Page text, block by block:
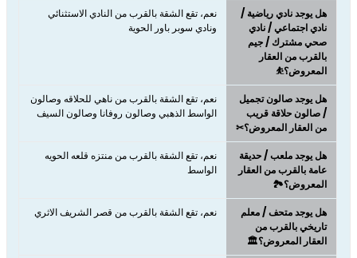
هل يوجد نادي رياضية /
نادي اجتماعي / نادي
صحي مشترك / جيم
بالقرب من العقار
المعروض؟⛹
نعم، تقع الشقة بالقرب من النادي الاستثنائي
ونادي سوبر باور الحوية
هل يوجد صالون تجميل
/ صالون حلاقة قريب
من العقار المعروض؟✂
نعم، تقع الشقة بالقرب من ناهي للحلاقه وصالون
الواسط الذهبي وصالون روفانا وصالون السيف
هل يوجد ملعب / حديقة
عامة بالقرب من العقار
المعروض؟🏞️
نعم، تقع الشقة بالقرب من منتزه قلعه الحويه
الواسط
هل يوجد متحف / معلم
تاريخي بالقرب من
العقار المعروض؟🏛️
نعم، تقع الشقة بالقرب من قصر الشريف الاثري